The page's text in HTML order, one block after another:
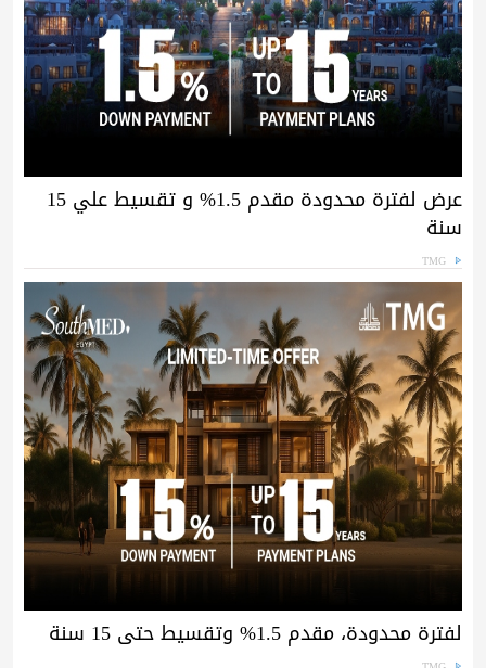
عرض لفترة محدودة مقدم 1.5% و تقسيط علي 15
سنة
TMG
لفترة محدودة، مقدم 1.5% وتقسيط حتى 15 سنة